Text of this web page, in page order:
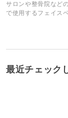
サロンや整骨院など
で使用するフェイスペ
最近チェック